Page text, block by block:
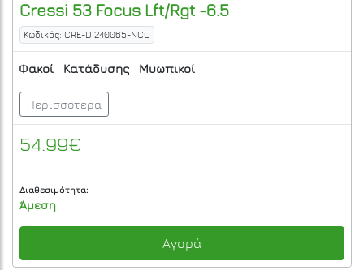
Cressi 53 Focus Lft/Rgt -6.5
Κωδικός: CRE-DI240065-NCC
Φακοί Κατάδυσης Μυωπικοί
Περισσότερα
54.99€
Διαθεσιμότητα:
Άμεση
Αγορά